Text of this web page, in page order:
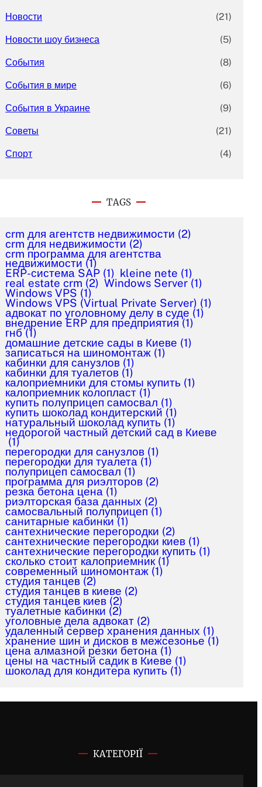
Новости (21)
Новости шоу бизнеса (5)
События (8)
События в мире (6)
События в Украине (9)
Советы (21)
Спорт (4)
TAGS
crm для агентств недвижимости (2)
crm для недвижимости (2)
crm программа для агентства
недвижимости (1)
ERP-система SAP (1) kleine nete (1)
real estate crm (2) Windows Server (1)
Windows VPS (1)
Windows VPS (Virtual Private Server) (1)
адвокат по уголовному делу в суде (1)
внедрение ERP для предприятия (1)
гнб (1)
домашние детские сады в Киеве (1)
записаться на шиномонтаж (1)
кабинки для санузлов (1)
кабинки для туалетов (1)
калоприемники для стомы купить (1)
калоприемник колопласт (1)
купить полуприцеп самосвал (1)
купить шоколад кондитерский (1)
натуральный шоколад купить (1)
недорогой частный детский сад в Киеве
(1)
перегородки для санузлов (1)
перегородки для туалета (1)
полуприцеп самосвал (1)
программа для риэлторов (2)
резка бетона цена (1)
риэлторская база данных (2)
самосвальный полуприцеп (1)
санитарные кабинки (1)
сантехнические перегородки (2)
сантехнические перегородки киев (1)
сантехнические перегородки купить (1)
сколько стоит калоприемник (1)
современный шиномонтаж (1)
студия танцев (2)
студия танцев в киеве (2)
студия танцев киев (2)
туалетные кабинки (2)
уголовные дела адвокат (2)
удаленный сервер хранения данных (1)
хранение шин и дисков в межсезонье (1)
цена алмазной резки бетона (1)
цены на частный садик в Киеве (1)
шоколад для кондитера купить (1)
КАТЕГОРІЇ